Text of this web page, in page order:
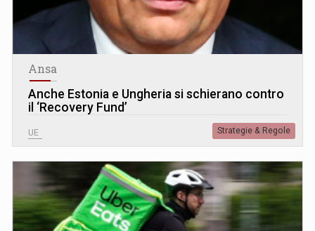
Ansa
Anche Estonia e Ungheria si schierano contro
il ‘Recovery Fund’
UE Strategie & Regole